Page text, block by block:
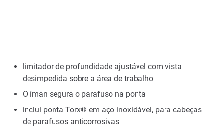
limitador de profundidade ajustável com vista
desimpedida sobre a área de trabalho
O íman segura o parafuso na ponta
inclui ponta Torx® em aço inoxidável, para cabeças
de parafusos anticorrosivas